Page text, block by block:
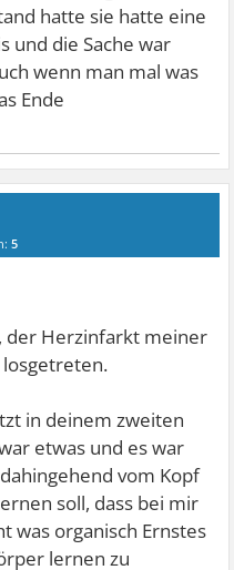
hatte sie hatte eine
und die Sache war
wenn man mal was
Ende
5
der Herzinfarkt meiner
in deinem zweiten
etwas und es war
vom Kopf
soll, dass bei mir
was organisch Ernstes
lernen zu